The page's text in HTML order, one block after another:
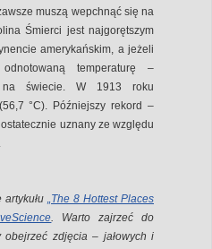
muszą wepchnąć się na
Śmierci jest najgorętszym
amerykańskim, a jeżeli
temperaturę –
na świecie. W 1913 roku
°C). Późniejszy rekord –
ostatecznie uznany ze względu
„The 8 Hottest Places
. Warto zajrzeć do
obejrzeć zdjęcia – jałowych i